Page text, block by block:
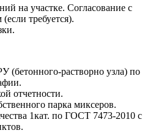
на участке. Согласование с
требуется).
(бетонного-растворно узла) по
отчетности.
парка миксеров.
1кат. по ГОСТ 7473-2010 с